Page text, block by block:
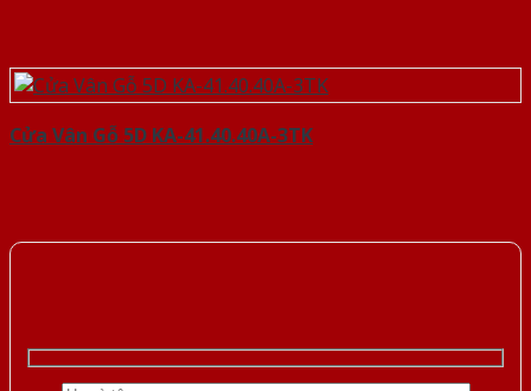
Cửa Vân Gỗ 5D KA-41.40.40A-3TK